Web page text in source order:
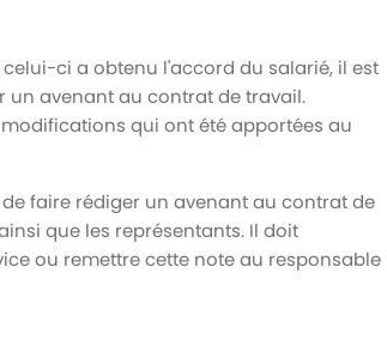
ci a obtenu l'accord du salarié, il est
un avenant au contrat de travail.
qui ont été apportées au
faire rédiger un avenant au contrat de
que les représentants. Il doit
ou remettre cette note au responsable